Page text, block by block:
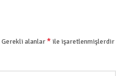
Gerekli alanlar* ile işaretlenmişlerdir